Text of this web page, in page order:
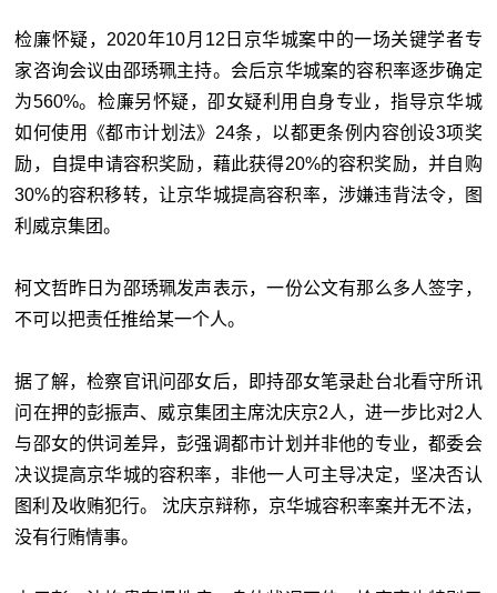
检廉怀疑，2020年10月12日京华城案中的一场关键学者专
家咨询会议由邵琇珮主持。会后京华城案的容积率逐步确定
为560%。检廉另怀疑，卲女疑利用自身专业，指导京华城
如何使用《都市计划法》24条，以都更条例内容创设3项奖
励，自提申请容积奖励，藉此获得20%的容积奖励，并自购
30%的容积移转，让京华城提高容积率，涉嫌违背法令，图
利威京集团。
柯文哲昨日为邵琇珮发声表示，一份公文有那么多人签字，
不可以把责任推给某一个人。
据了解，检察官讯问邵女后，即持邵女笔录赴台北看守所讯
问在押的彭振声、威京集团主席沈庆京2人，进一步比对2人
与邵女的供词差异，彭强调都市计划并非他的专业，都委会
决议提高京华城的容积率，非他一人可主导决定，坚决否认
图利及收贿犯行。 沈庆京辩称，京华城容积率案并无不法，
没有行贿情事。